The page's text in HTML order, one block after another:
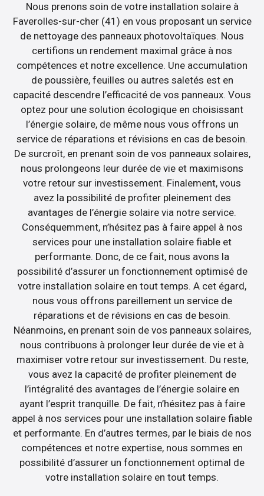
Nous prenons soin de votre installation solaire à
Faverolles-sur-cher (41) en vous proposant un service
de nettoyage des panneaux photovoltaïques. Nous
certifions un rendement maximal grâce à nos
compétences et notre excellence. Une accumulation
de poussière, feuilles ou autres saletés est en
capacité descendre l’efficacité de vos panneaux. Vous
optez pour une solution écologique en choisissant
l’énergie solaire, de même nous vous offrons un
service de réparations et révisions en cas de besoin.
De surcroît, en prenant soin de vos panneaux solaires,
nous prolongeons leur durée de vie et maximisons
votre retour sur investissement. Finalement, vous
avez la possibilité de profiter pleinement des
avantages de l’énergie solaire via notre service.
Conséquemment, n’hésitez pas à faire appel à nos
services pour une installation solaire fiable et
performante. Donc, de ce fait, nous avons la
possibilité d’assurer un fonctionnement optimisé de
votre installation solaire en tout temps. A cet égard,
nous vous offrons pareillement un service de
réparations et de révisions en cas de besoin.
Néanmoins, en prenant soin de vos panneaux solaires,
nous contribuons à prolonger leur durée de vie et à
maximiser votre retour sur investissement. Du reste,
vous avez la capacité de profiter pleinement de
l’intégralité des avantages de l’énergie solaire en
ayant l’esprit tranquille. De fait, n’hésitez pas à faire
appel à nos services pour une installation solaire fiable
et performante. En d’autres termes, par le biais de nos
compétences et notre expertise, nous sommes en
possibilité d’assurer un fonctionnement optimal de
votre installation solaire en tout temps.